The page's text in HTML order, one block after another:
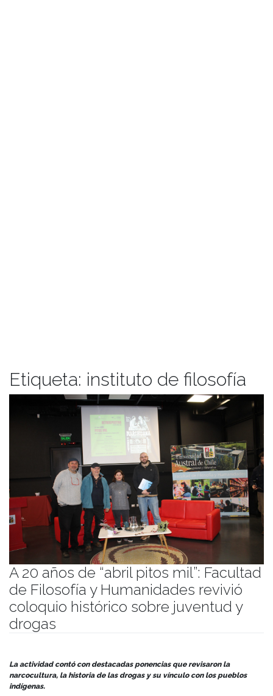
Etiqueta: instituto de filosofía
A 20 años de “abril pitos mil”: Facultad
de Filosofía y Humanidades revivió
coloquio histórico sobre juventud y
drogas
La actividad contó con destacadas ponencias que revisaron la
narcocultura, la historia de las drogas y su vínculo con los pueblos
indígenas.